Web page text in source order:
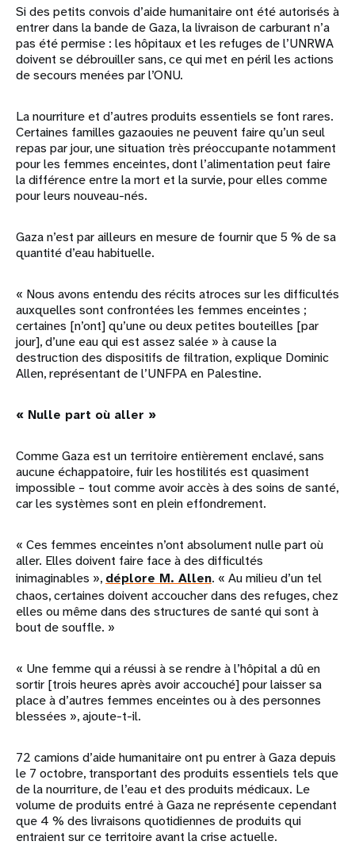
Si des petits convois d’aide humanitaire ont été autorisés à
entrer dans la bande de Gaza, la livraison de carburant n’a
pas été permise : les hôpitaux et les refuges de l’UNRWA
doivent se débrouiller sans, ce qui met en péril les actions
de secours menées par l’ONU.
La nourriture et d’autres produits essentiels se font rares.
Certaines familles gazaouies ne peuvent faire qu’un seul
repas par jour, une situation très préoccupante notamment
pour les femmes enceintes, dont l’alimentation peut faire
la différence entre la mort et la survie, pour elles comme
pour leurs nouveau-nés.
Gaza n’est par ailleurs en mesure de fournir que 5 % de sa
quantité d’eau habituelle.
« Nous avons entendu des récits atroces sur les difficultés
auxquelles sont confrontées les femmes enceintes ;
certaines [n’ont] qu’une ou deux petites bouteilles [par
jour], d’une eau qui est assez salée » à cause la
destruction des dispositifs de filtration, explique Dominic
Allen, représentant de l’UNFPA en Palestine.
« Nulle part où aller »
Comme Gaza est un territoire entièrement enclavé, sans
aucune échappatoire, fuir les hostilités est quasiment
impossible – tout comme avoir accès à des soins de santé,
car les systèmes sont en plein effondrement.
« Ces femmes enceintes n’ont absolument nulle part où
aller. Elles doivent faire face à des difficultés
inimaginables », déplore M. Allen. « Au milieu d’un tel
chaos, certaines doivent accoucher dans des refuges, chez
elles ou même dans des structures de santé qui sont à
bout de souffle. »
« Une femme qui a réussi à se rendre à l’hôpital a dû en
sortir [trois heures après avoir accouché] pour laisser sa
place à d’autres femmes enceintes ou à des personnes
blessées », ajoute-t-il.
72 camions d’aide humanitaire ont pu entrer à Gaza depuis
le 7 octobre, transportant des produits essentiels tels que
de la nourriture, de l’eau et des produits médicaux. Le
volume de produits entré à Gaza ne représente cependant
que 4 % des livraisons quotidiennes de produits qui
entraient sur ce territoire avant la crise actuelle.